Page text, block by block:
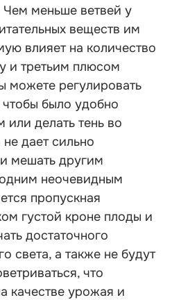
меньше ветвей у
веществ им
влияет на количество
и третьим плюсом
можете регулировать
чтобы было удобно
или делать тень во
дает сильно
мешать другим
неочевидным
пропускная
густой кроне плоды и
достаточного
света, а также не будут
что
качестве урожая и